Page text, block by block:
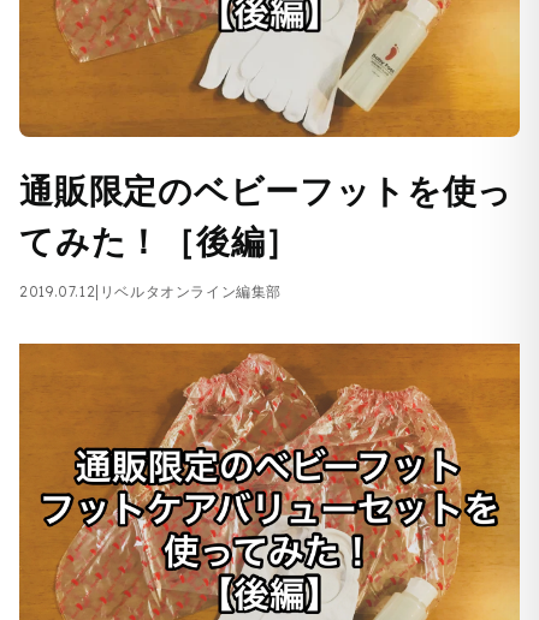
通販限定のベビーフットを使っ
てみた！［後編］
2019.07.12 リベルタオンライン編集部